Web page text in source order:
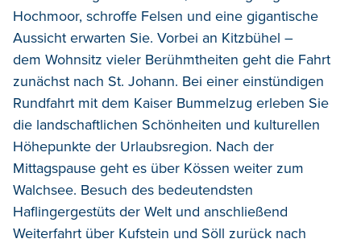
Hochmoor, schroffe Felsen und eine gigantische
Aussicht erwarten Sie. Vorbei an Kitzbühel –
dem Wohnsitz vieler Berühmtheiten geht die Fahrt
zunächst nach St. Johann. Bei einer einstündigen
Rundfahrt mit dem Kaiser Bummelzug erleben Sie
die landschaftlichen Schönheiten und kulturellen
Höhepunkte der Urlaubsregion. Nach der
Mittagspause geht es über Kössen weiter zum
Walchsee. Besuch des bedeutendsten
Haflingergestüts der Welt und anschließend
Weiterfahrt über Kufstein und Söll zurück nach